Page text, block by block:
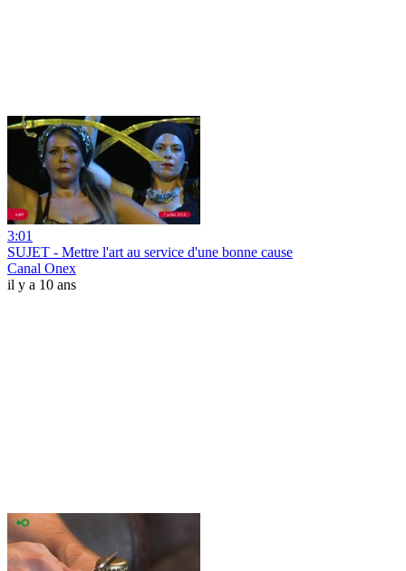
3:01
SUJET - Mettre l'art au service d'une bonne cause
Canal Onex
il y a 10 ans